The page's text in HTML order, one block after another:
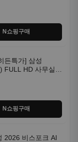
N쇼핑구매
든특가] 삼성
FULL HD 사무실/
N쇼핑구매
2026 비스포크 AI